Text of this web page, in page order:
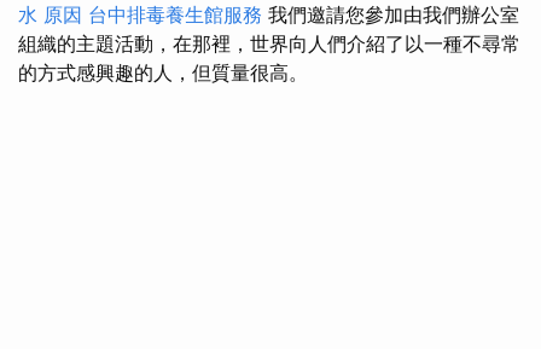
水 原因 台中排毒養生館服務 我們邀請您參加由我們辦公室
組織的主題活動，在那裡，世界向人們介紹了以一種不尋常
的方式感興趣的人，但質量很高。